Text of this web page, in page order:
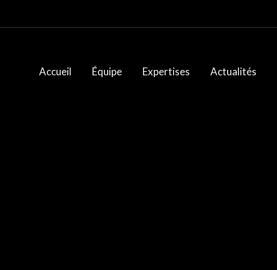
Accueil Équipe Expertises Actualités